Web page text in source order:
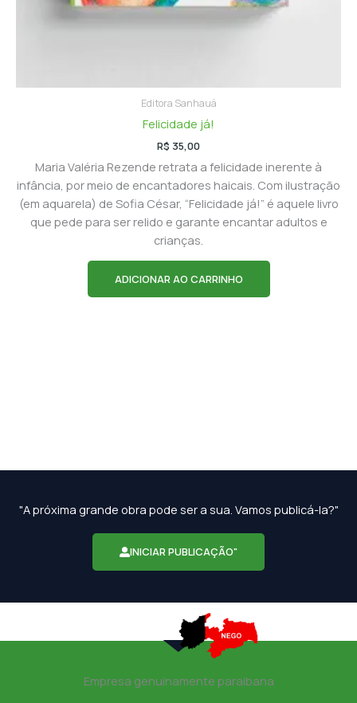
Editora Sanhauá
Felicidade já!
R$ 35,00
Maria Valéria Rezende retrata a felicidade inerente à
infância, por meio de encantadores haicais. Com ilustração
(em aquarela) de Sofia César, “Felicidade já!” é aquele livro
que pede para ser relido e garante encantar adultos e
crianças.
ADICIONAR AO CARRINHO
"A próxima grande obra pode ser a sua. Vamos publicá-la?"
INICIAR PUBLICAÇÃO"
Empresa genuinamente paraibana